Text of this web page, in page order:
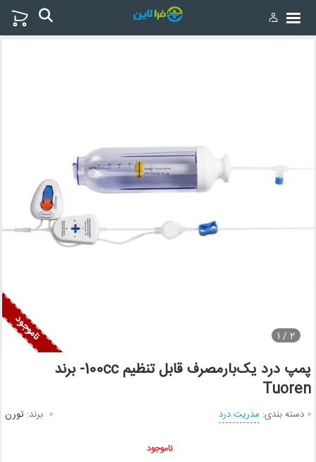
2 /
1
پمپ درد یک‌بارمصرف قابل تنظیم 100cc- برند
Tuoren
دسته بندی: مدریت درد برند: تورن
ناموجود